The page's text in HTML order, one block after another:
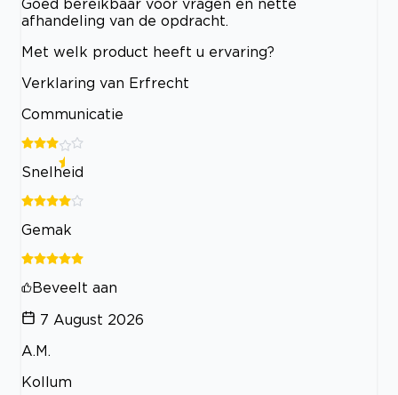
Goed bereikbaar voor vragen en nette
afhandeling van de opdracht.
Met welk product heeft u ervaring?
Verklaring van Erfrecht
Communicatie
Snelheid
Gemak
Beveelt aan
7 August 2026
A.M.
Kollum